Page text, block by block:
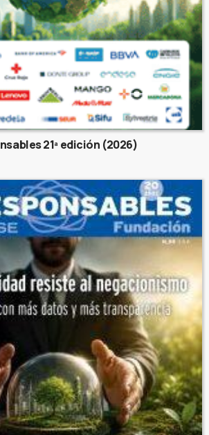
21ª edición (2026)